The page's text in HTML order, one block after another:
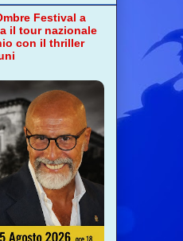
Festival a
il tour nazionale
con il thriller